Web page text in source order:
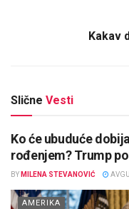
Kakav
Slične Vesti
Ko će ubuduće
rođenjem? Trump
BY MILENA STEVANOVIĆ
AMERIKA